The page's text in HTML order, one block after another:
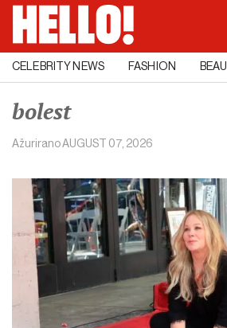
CELEBRITY NEWS FASHION
bolest
AžuriranoAUGUST 07, 2026